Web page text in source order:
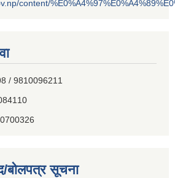
content/
/ 9810096211
बोलपत्र सूचना